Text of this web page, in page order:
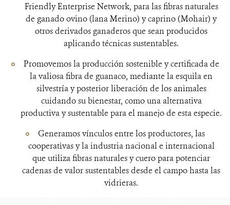
Friendly Enterprise Network, para las fibras naturales
de ganado ovino (lana Merino) y caprino (Mohair) y
otros derivados ganaderos que sean producidos
aplicando técnicas sustentables.
Promovemos la producción sostenible y certificada de
la valiosa fibra de guanaco, mediante la esquila en
silvestría y posterior liberación de los animales
cuidando su bienestar, como una alternativa
productiva y sustentable para el manejo de esta especie.
Generamos vínculos entre los productores, las
cooperativas y la industria nacional e internacional
que utiliza fibras naturales y cuero para potenciar
cadenas de valor sustentables desde el campo hasta las
vidrieras.